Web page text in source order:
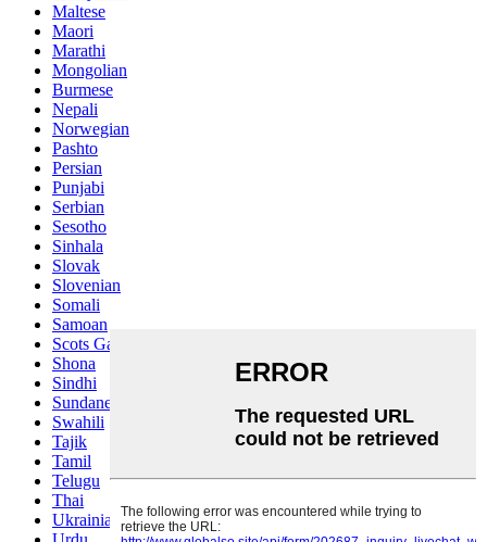
Maltese
Maori
Marathi
Mongolian
Burmese
Nepali
Norwegian
Pashto
Persian
Punjabi
Serbian
Sesotho
Sinhala
Slovak
Slovenian
Somali
Samoan
Scots Gaelic
Shona
Sindhi
Sundanese
Swahili
Tajik
Tamil
Telugu
Thai
Ukrainian